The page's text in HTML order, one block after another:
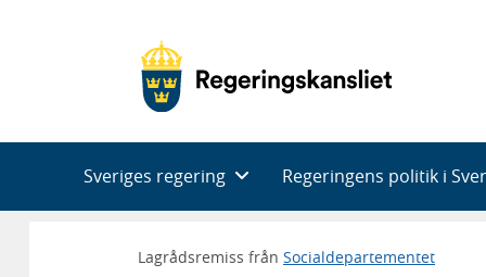
Sveriges regering Regeringens politik i
Lagrådsremiss från Socialdepartementet